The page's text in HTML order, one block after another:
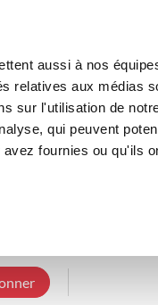
aussi à nos
relatives aux médias
sur l'utilisation de
qui peuvent
fournies ou qu'ils